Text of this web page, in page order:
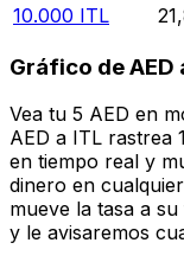
10.000 ITL
Gráfico de AED
Vea tu 5 AED en
AED a ITL rastrea
en tiempo real y
dinero en
mueve la tasa a
y le avisaremos